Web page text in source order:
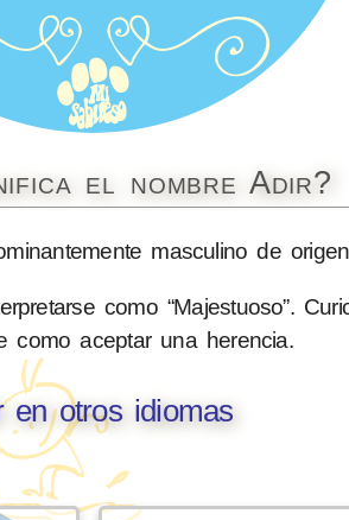
el nombre Adir?
masculino de
como “Majestuoso”.
como aceptar una herencia.
en otros idiomas